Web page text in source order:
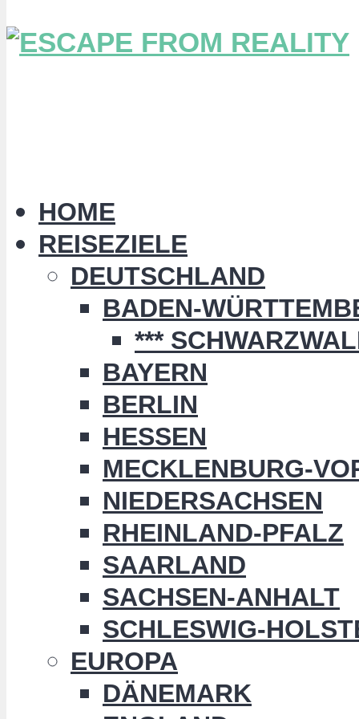
HOME
REISEZIELE
DEUTSCHLAND
BADEN-
***
BAYERN
BERLIN
HESSEN
MECKLENBURG-
NIEDERSACHSEN
RHEINLAND-PFALZ
SAARLAND
SACHSEN-ANHALT
SCHLESWIG-
EUROPA
DÄNEMARK